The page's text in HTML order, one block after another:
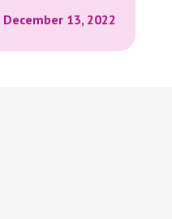
December 13, 2022